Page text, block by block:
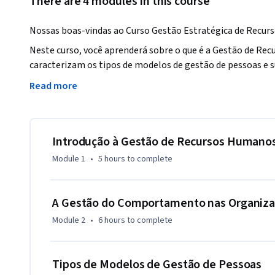
Nossas boas-vindas ao Curso Gestão Estratégica de
Neste curso, você aprenderá sobre o que é a Gestão de
caracterizam os tipos de modelos de gestão de pessoas
bem como a gestão por competências com exemplos
• Utilizar os diferentes Modelos de Gestão de Pessoas
• Identificar como a gestão por competências é um
módulo é composto por vídeos, leituras e testes de
módulo, temos uma avaliação de verificação dos
dos conceitos aqui apresentados.
Read more
Introdução à Gestão de Recursos
Module 1 • 5 hours to complete
A Gestão do Comportamento nas
Module 2 • 6 hours to complete
Tipos de Modelos de Gestão de Pessoas